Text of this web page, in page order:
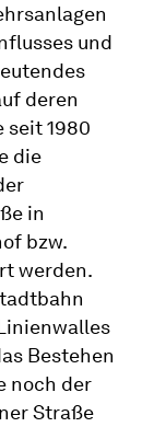
und
deren
seit 1980
die
in
bzw.
werden.
Bestehen
noch der
Straße